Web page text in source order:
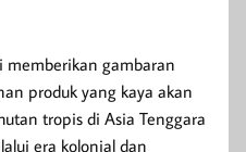
memberikan gambaran
produk yang kaya akan
tropis di Asia Tenggara
era kolonial dan